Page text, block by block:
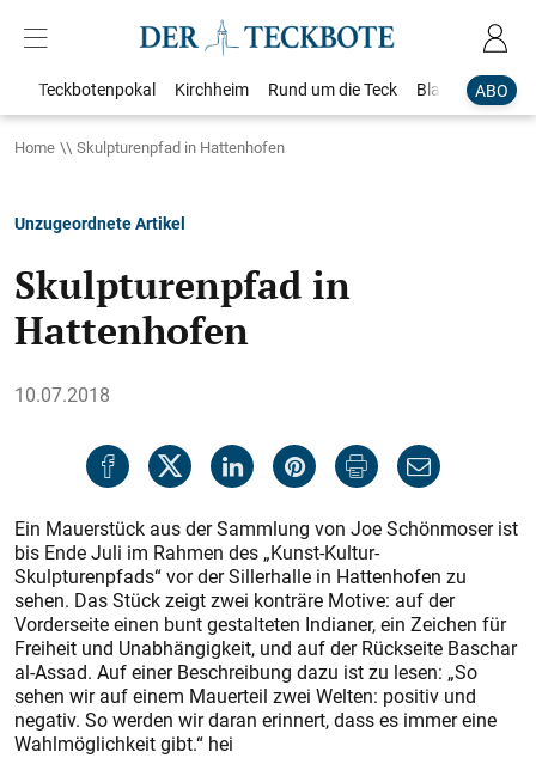
ABO
Teckbotenpokal Kirchheim Rund um die Teck Blaulicht
Home Skulpturenpfad in Hattenhofen
Unzugeordnete Artikel
Skulpturenpfad in
Hattenhofen
10.07.2018
Ein Mauerstück aus der Sammlung von Joe Schönmoser ist
bis Ende Juli im Rahmen des „Kunst-Kultur-
Skulpturenpfads“ vor der Sillerhalle in Hattenhofen zu
sehen. Das Stück zeigt zwei konträre Motive: auf der
Vorderseite einen bunt gestalteten Indianer, ein Zeichen für
Freiheit und Unabhängigkeit, und auf der Rückseite Baschar
al-Assad. Auf einer Beschreibung dazu ist zu lesen: „So
sehen wir auf einem Mauerteil zwei Welten: positiv und
negativ. So werden wir daran erinnert, dass es immer eine
Wahlmöglichkeit gibt.“ hei